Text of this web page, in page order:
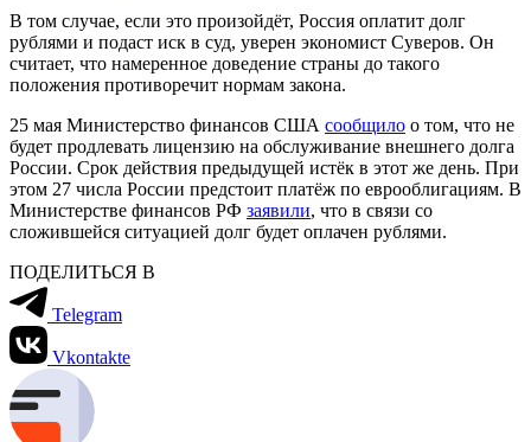
В том случае, если это произойдёт, Россия оплатит долг
рублями и подаст иск в суд, уверен экономист Суверов. Он
считает, что намеренное доведение страны до такого
положения противоречит нормам закона.
25 мая Министерство финансов США сообщило о том, что не
будет продлевать лицензию на обслуживание внешнего долга
России. Срок действия предыдущей истёк в этот же день. При
этом 27 числа России предстоит платёж по еврооблигациям. В
Министерстве финансов РФ заявили, что в связи со
сложившейся ситуацией долг будет оплачен рублями.
ПОДЕЛИТЬСЯ В
Telegram
Vkontakte